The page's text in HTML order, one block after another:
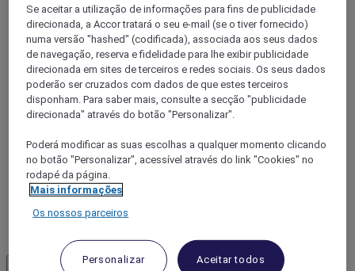
World
Asia
Indonesia
BORNEO
Kalimantan oriental
Load More See more items
Se aceitar a utilização de informações para fins de publicidade
direcionada, a Accor tratará o seu e-mail (se o tiver fornecido)
numa versão "hashed" (codificada), associada aos seus dados
de navegação, reserva e fidelidade para lhe exibir publicidade
direcionada em sites de terceiros e redes sociais. Os seus dados
poderão ser cruzados com dados de que estes terceiros
disponham. Para saber mais, consulte a secção "publicidade
direcionada" através do botão "Personalizar".
Poderá modificar as suas escolhas a qualquer momento clicando
no botão "Personalizar", acessível através do link "Cookies" no
rodapé da página.
Mais informações
Os nossos parceiros
Personalizar Aceitar todos